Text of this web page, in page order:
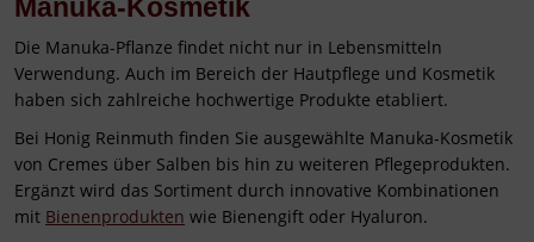
Manuka-Kosmetik
Die Manuka-Pflanze findet nicht nur in Lebensmitteln
Verwendung. Auch im Bereich der Hautpflege und Kosmetik
haben sich zahlreiche hochwertige Produkte etabliert.
Bei Honig Reinmuth finden Sie ausgewählte Manuka-Kosmetik
von Cremes über Salben bis hin zu weiteren Pflegeprodukten.
Ergänzt wird das Sortiment durch innovative Kombinationen
mit Bienenprodukten wie Bienengift oder Hyaluron.